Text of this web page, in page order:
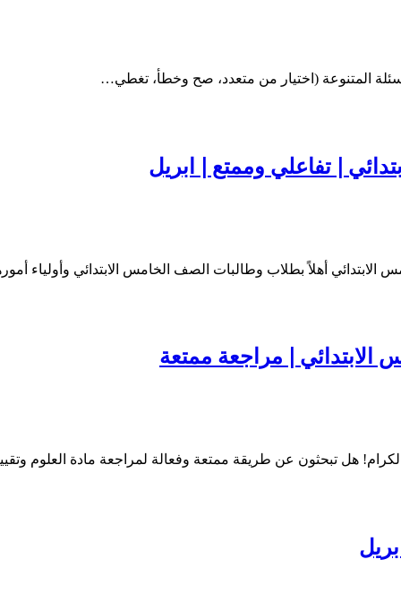
المتنوعة (اختيار من متعدد، صح وخطأ، تغطي…
| تفاعلي وممتع | ابريل
الابتدائي أهلاً بطلاب وطالبات الصف الخامس الابتدائي وأولياء
الابتدائي | مراجعة ممتعة
هل تبحثون عن طريقة ممتعة وفعالة لمراجعة مادة العلوم